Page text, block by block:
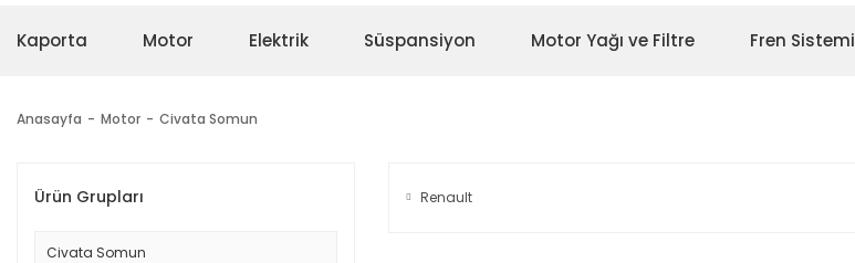
Kaporta Motor Elektrik Süspansiyon Motor Yağı ve Filtre Fren Sistemi
Anasayfa Motor Civata Somun
Ürün Grupları
Civata Somun
Renault